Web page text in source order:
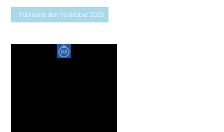
· Publicerat den 19 oktober 2023